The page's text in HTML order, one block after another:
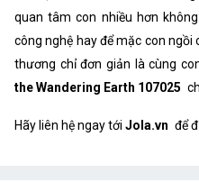
quan tâm con nhiều hơn
công nghệ hay để mặc con ngồi
thương chỉ đơn giản là cùng
the Wandering Earth 107025
Hãy liên hệ ngay tới Jola.vn để